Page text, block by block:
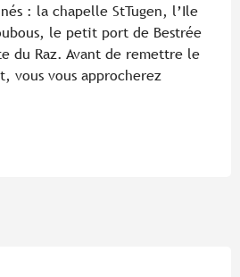
: la chapelle StTugen, l’Ile
le petit port de Bestrée
du Raz. Avant de remettre le
vous vous approcherez